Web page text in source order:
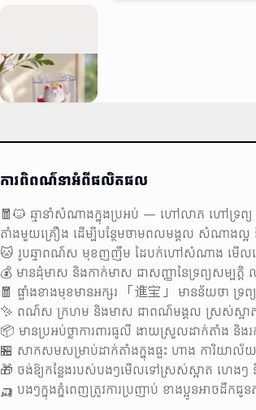
ការពិពណ៌នាអំពីផលិតផល
🧧🐱 ឆ្មានាំសំណាងក្នុងប្រអប់ — ហៅលាភ ហៅទ្រ
តាំងមួយគ្រឿង ដើម្បីបន្ថែមថាមពលមង្គល សំណាងល្អ និ
🐱 រូបឆ្មាពណ៌ស មុខញញឹម ដៃបក់ហៅសំណាង មើលទ
💰 មានដុំមាស និងកាក់មាស ជាសញ្ញានៃទ្រព្យសម្បត្
🧧 ផ្ទាំងខាងមុខមានអក្សរ 「進宝」 មានន័យថា ទ្
✨ ពណ៌ស ក្រហម និងមាស ជាពណ៌មង្គល ស្រស់ស្អាត
📦 មានប្រអប់ថ្លាការពារធូលី ងាយស្រួលដាក់តាំង និងរក្
🏪 សាកសមសម្រាប់ដាក់តាំងក្នុងផ្ទះ ហាង ការិយា
🎁 ចង់ឱ្យកន្លែងរបស់បងៗមើលទៅស្រស់ស្អាត ហេងៗ
🛺 បងៗក្នុងភ្នំពេញត្រូវការប្រញាប់ ខាងប្អូនអាចដឹកជូ